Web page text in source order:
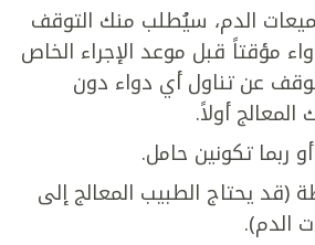
الدم، سيُطلب منك التوقف
مؤقتاً قبل موعد الإجراء الخاص
عن تناول أي دواء دون
أولاً.
ربما تكونين حامل.
يحتاج الطبيب المعالج إلى
الدم).